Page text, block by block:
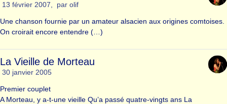
13 février 2007, par olif
Une chanson fournie par un amateur alsacien aux origines comtoises.
On croirait encore entendre (…)
La Vieille de Morteau
30 janvier 2005
Premier couplet
A Morteau, y a-t-une vieille Qu’a passé quatre-vingts ans La